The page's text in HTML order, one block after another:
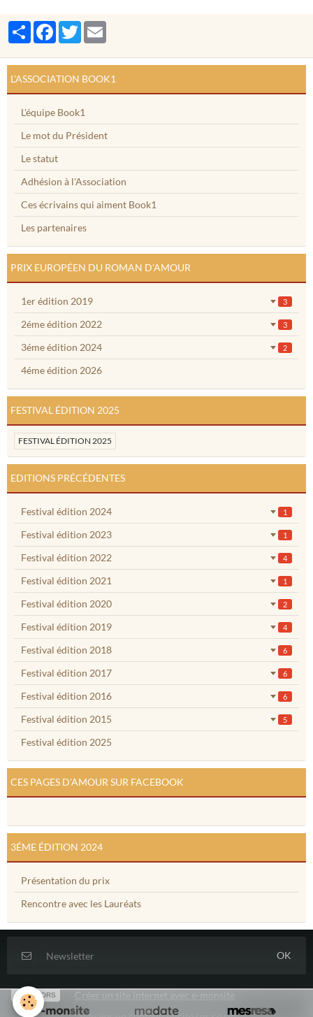
PartagerFacebook
Twitter
L'ASSOCIATION BOOK1
L'équipe Book1
Le mot du Président
Le statut
Adhésion à l'Association
Ces écrivains qui aiment Book1
Les partenaires
PRIX EUROPÉEN DU ROMAN D'AMOUR
1er édition 2019 3
2éme édition 2022 3
3éme édition 2024 2
4éme édition 2026
FESTIVAL ÉDITION 2025
FESTIVAL ÉDITION 2025
EDITIONS PRÉCÉDENTES
Festival édition 2024 1
Festival édition 2023 1
Festival édition 2022 4
Festival édition 2021 1
Festival édition 2020 2
Festival édition 2019 4
Festival édition 2018 6
Festival édition 2017 6
Festival édition 2016 6
Festival édition 2015 5
Festival édition 2025
CES PAGES D'AMOUR SUR FACEBOOK
3ÉME ÉDITION 2024
Présentation du prix
Rencontre avec les Lauréats
Créer un site internet avec e-monsite
SPONSORS